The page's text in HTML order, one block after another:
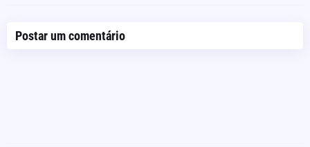
Postar um comentário